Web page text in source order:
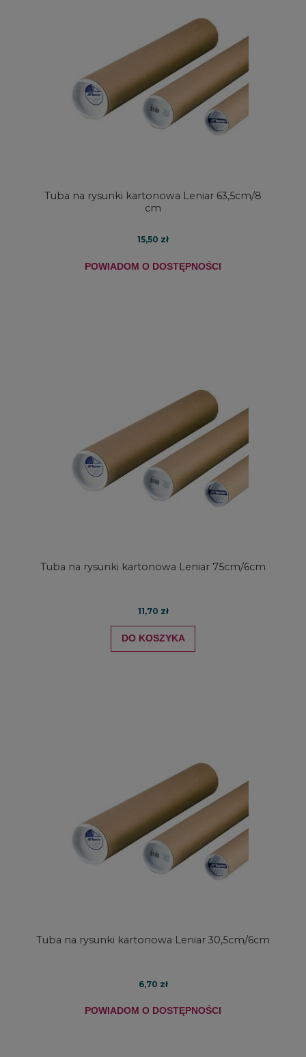
Tuba na rysunki kartonowa Leniar 63,5cm/8
cm
15,50 zł
POWIADOM O DOSTĘPNOŚCI
Tuba na rysunki kartonowa Leniar 75cm/6cm
11,70 zł
DO KOSZYKA
Tuba na rysunki kartonowa Leniar 30,5cm/6cm
6,70 zł
POWIADOM O DOSTĘPNOŚCI